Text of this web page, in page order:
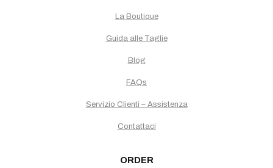
La Boutique
Guida alle Taglie
Blog
FAQs
Servizio Clienti – Assistenza
Contattaci
ORDER